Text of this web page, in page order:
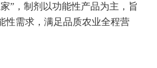
”，制剂以功能性产品为主，旨
性需求，满足品质农业全程营